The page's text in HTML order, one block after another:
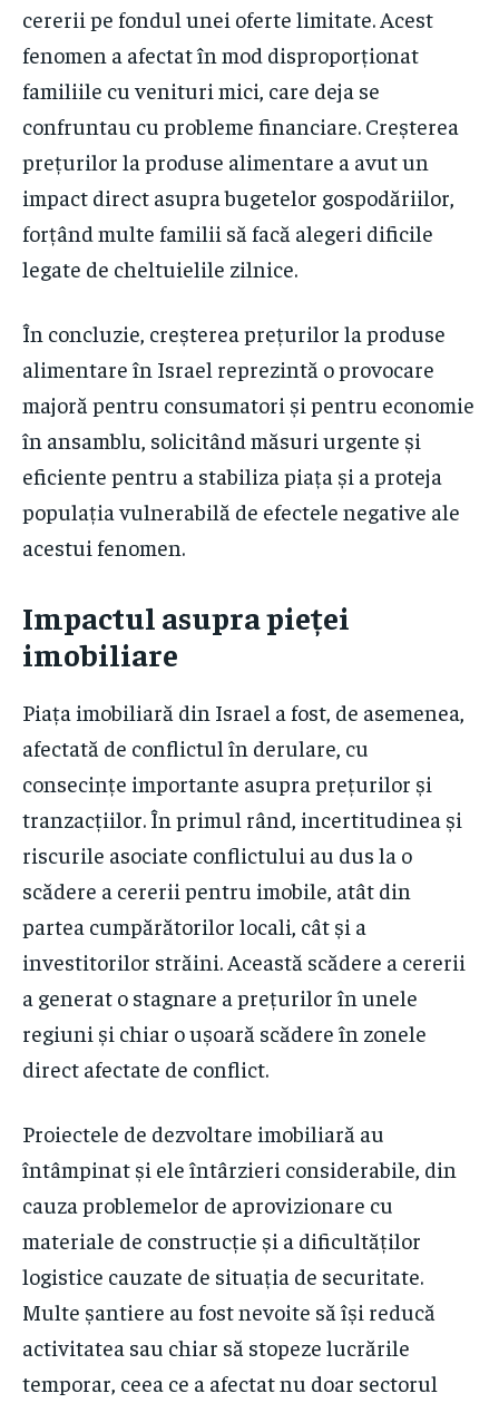
cererii pe fondul unei oferte limitate. Acest
fenomen a afectat în mod disproporționat
familiile cu venituri mici, care deja se
confruntau cu probleme financiare. Creșterea
prețurilor la produse alimentare a avut un
impact direct asupra bugetelor gospodăriilor,
forțând multe familii să facă alegeri dificile
legate de cheltuielile zilnice.
În concluzie, creșterea prețurilor la produse
alimentare în Israel reprezintă o provocare
majoră pentru consumatori și pentru economie
în ansamblu, solicitând măsuri urgente și
eficiente pentru a stabiliza piața și a proteja
populația vulnerabilă de efectele negative ale
acestui fenomen.
Impactul asupra pieței
imobiliare
Piața imobiliară din Israel a fost, de asemenea,
afectată de conflictul în derulare, cu
consecințe importante asupra prețurilor și
tranzacțiilor. În primul rând, incertitudinea și
riscurile asociate conflictului au dus la o
scădere a cererii pentru imobile, atât din
partea cumpărătorilor locali, cât și a
investitorilor străini. Această scădere a cererii
a generat o stagnare a prețurilor în unele
regiuni și chiar o ușoară scădere în zonele
direct afectate de conflict.
Proiectele de dezvoltare imobiliară au
întâmpinat și ele întârzieri considerabile, din
cauza problemelor de aprovizionare cu
materiale de construcție și a dificultăților
logistice cauzate de situația de securitate.
Multe șantiere au fost nevoite să își reducă
activitatea sau chiar să stopeze lucrările
temporar, ceea ce a afectat nu doar sectorul